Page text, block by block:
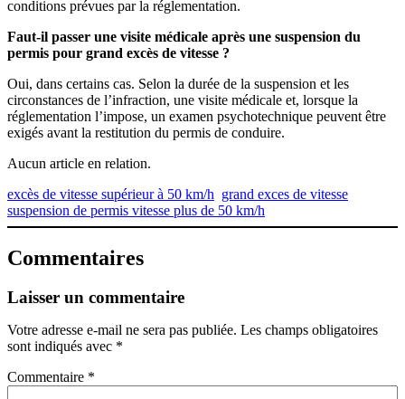
conditions prévues par la réglementation.
Faut-il passer une visite médicale après une suspension du
permis pour grand excès de vitesse ?
Oui, dans certains cas. Selon la durée de la suspension et les
circonstances de l’infraction, une visite médicale et, lorsque la
réglementation l’impose, un examen psychotechnique peuvent être
exigés avant la restitution du permis de conduire.
Aucun article en relation.
excès de vitesse supérieur à 50 km/h grand exces de vitesse
suspension de permis vitesse plus de 50 km/h
Commentaires
Laisser un commentaire
Votre adresse e-mail ne sera pas publiée. Les champs obligatoires
sont indiqués avec *
Commentaire *